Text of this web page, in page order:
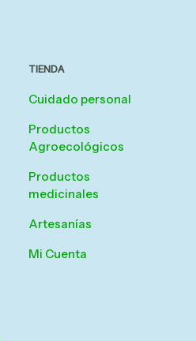
TIENDA
Cuidado personal
Productos
Agroecológicos
Productos
medicinales
Artesanías
Mi Cuenta